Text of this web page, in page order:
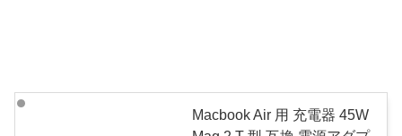
Macbook Air 用 充電器 45W